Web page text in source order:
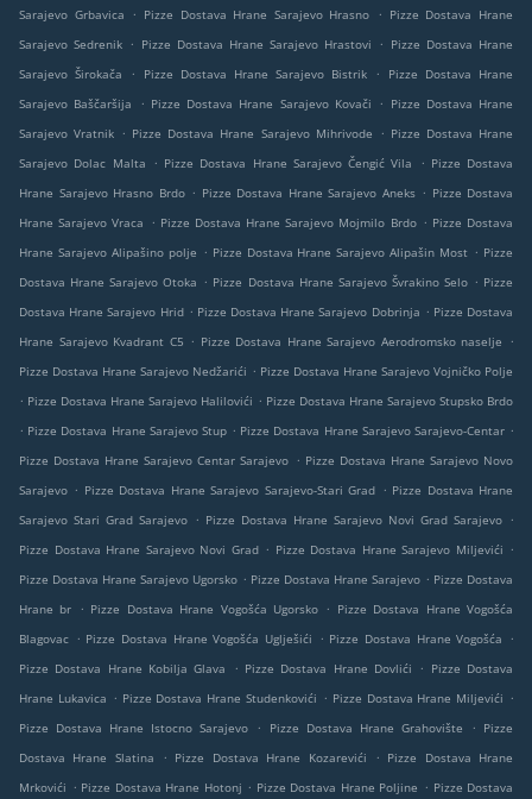
Sarajevo Grbavica
. Pizze Dostava Hrane Sarajevo Hrasno . Pizze Dostava Hrane
Sarajevo Sedrenik . Pizze Dostava Hrane Sarajevo Hrastovi . Pizze Dostava Hrane
Sarajevo Širokača
. Pizze Dostava Hrane Sarajevo Bistrik .
Pizze Dostava Hrane
Sarajevo Baščaršija
. Pizze Dostava Hrane Sarajevo Kovači . Pizze Dostava Hrane
Sarajevo Vratnik . Pizze Dostava Hrane Sarajevo Mihrivode . Pizze Dostava Hrane
Sarajevo Dolac Malta
. Pizze Dostava Hrane Sarajevo Čengić Vila . Pizze Dostava
Hrane Sarajevo Hrasno Brdo . Pizze Dostava Hrane Sarajevo Aneks . Pizze Dostava
Hrane Sarajevo Vraca
. Pizze Dostava Hrane Sarajevo Mojmilo Brdo . Pizze Dostava
Hrane Sarajevo Alipašino polje . Pizze Dostava Hrane Sarajevo Alipašin Most . Pizze
Dostava Hrane Sarajevo Otoka . Pizze Dostava Hrane Sarajevo Švrakino Selo . Pizze
Dostava Hrane Sarajevo Hrid . Pizze Dostava Hrane Sarajevo Dobrinja . Pizze Dostava
Hrane Sarajevo Kvadrant C5 . Pizze Dostava Hrane Sarajevo Aerodromsko naselje
.
Pizze Dostava Hrane Sarajevo Nedžarići . Pizze Dostava Hrane Sarajevo Vojničko Polje
. Pizze Dostava Hrane Sarajevo Halilovići . Pizze Dostava Hrane Sarajevo Stupsko Brdo
. Pizze Dostava Hrane Sarajevo Stup . Pizze Dostava Hrane Sarajevo Sarajevo-Centar .
Pizze Dostava Hrane Sarajevo Centar Sarajevo . Pizze Dostava Hrane Sarajevo Novo
Sarajevo . Pizze Dostava Hrane Sarajevo Sarajevo-Stari Grad . Pizze Dostava Hrane
Sarajevo Stari Grad Sarajevo . Pizze Dostava Hrane Sarajevo Novi Grad Sarajevo .
Pizze Dostava Hrane Sarajevo Novi Grad . Pizze Dostava Hrane Sarajevo Miljevići .
Pizze Dostava Hrane Sarajevo Ugorsko . Pizze Dostava Hrane Sarajevo . Pizze Dostava
Hrane br
. Pizze Dostava Hrane Vogošća Ugorsko . Pizze Dostava Hrane Vogošća
Blagovac . Pizze Dostava Hrane Vogošća Uglješići . Pizze Dostava Hrane Vogošća
.
Pizze Dostava Hrane Kobilja Glava
. Pizze Dostava Hrane Dovlići . Pizze Dostava
Hrane Lukavica . Pizze Dostava Hrane Studenkovići . Pizze Dostava Hrane Miljevići .
Pizze Dostava Hrane Istocno Sarajevo
. Pizze Dostava Hrane Grahovište . Pizze
Dostava Hrane Slatina
. Pizze Dostava Hrane Kozarevići . Pizze Dostava Hrane
Mrkovići . Pizze Dostava Hrane Hotonj . Pizze Dostava Hrane Poljine . Pizze Dostava